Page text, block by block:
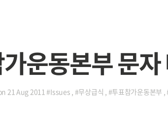
운동본부 문자
21 Aug 2011#Issues , #무상급식 , #투표참가운동본부 ,